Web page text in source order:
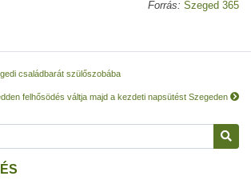
Forrás: Szeged 365
családbarát szülőszobába
felhősödés váltja majd a kezdeti napsütést Szegeden